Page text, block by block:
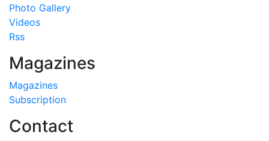
Photo Gallery
Videos
Rss
Magazines
Magazines
Subscription
Contact